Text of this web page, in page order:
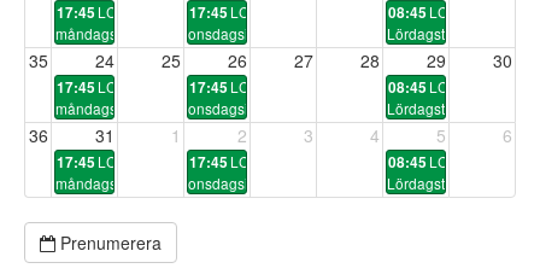
17:45 LC
måndagsturen
17:45 LC99
onsdagsintervaller
08:45 LC99
Lördagsturen
17:45 LC
måndagsturen
17:45 LC99
onsdagsintervaller
08:45 LC99
Lördagsturen
17:45 LC
måndagsturen
17:45 LC99
onsdagsintervaller
08:45 LC99
Lördagsturen
35 24 25 26 27 28 29 30
36 31 1 2 3 4 5 6
Prenumerera